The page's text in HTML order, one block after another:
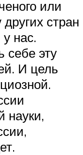
или
стран
нас.
себе эту
И цель
науки,